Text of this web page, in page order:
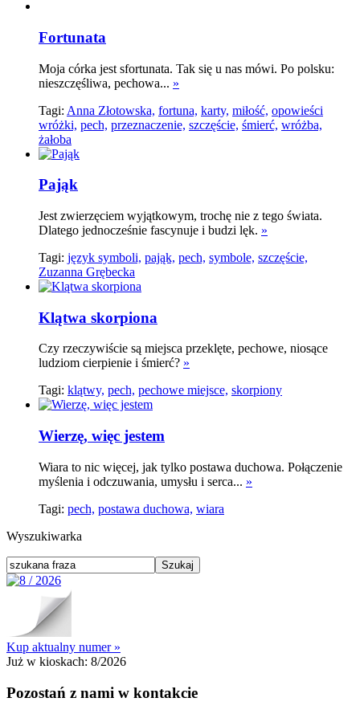
Fortunata
Moja córka jest sfortunata. Tak się u nas mówi. Po polsku:
nieszczęśliwa, pechowa... »
Tagi: Anna Złotowska, fortuna, karty, miłość, opowieści
wróżki, pech, przeznaczenie, szczęście, śmierć, wróżba,
żałoba
Pająk
Jest zwierzęciem wyjątkowym, trochę nie z tego świata.
Dlatego jednocześnie fascynuje i budzi lęk. »
Tagi: język symboli, pająk, pech, symbole, szczęście,
Zuzanna Grębecka
Klątwa skorpiona
Czy rzeczywiście są miejsca przeklęte, pechowe, niosące
ludziom cierpienie i śmierć? »
Tagi: klątwy, pech, pechowe miejsce, skorpiony
Wierzę, więc jestem
Wiara to nic więcej, jak tylko postawa duchowa. Połączenie
myślenia i odczuwania, umysłu i serca... »
Tagi: pech, postawa duchowa, wiara
Wyszukiwarka
Kup aktualny numer »
Już w kioskach: 8/2026
Pozostań z nami w kontakcie